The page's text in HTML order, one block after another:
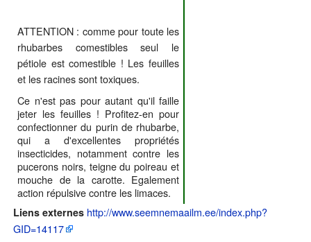
ATTENTION : comme pour toute les
rhubarbes comestibles seul le
pétiole est comestible ! Les feuilles
et les racines sont toxiques.
Ce n'est pas pour autant qu'il faille
jeter les feuilles ! Profitez-en pour
confectionner du purin de rhubarbe,
qui a d'excellentes propriétés
insecticides, notamment contre les
pucerons noirs, teigne du poireau et
mouche de la carotte. Egalement
action répulsive contre les limaces.
Liens externes http://www.seemnemaailm.ee/index.php?
GID=14117